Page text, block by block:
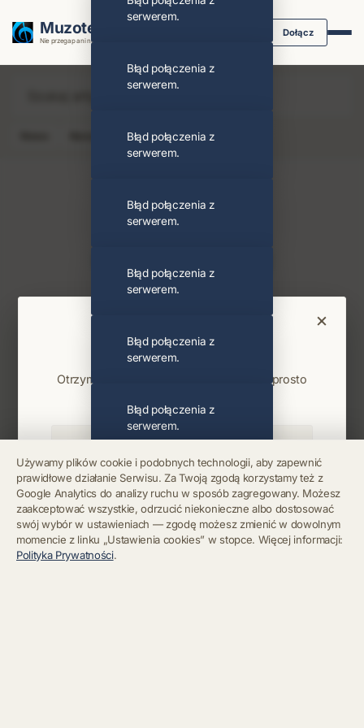
Muzoteka.pl
Nie przegap ani nuty dzięki powiadomieniom
Dołącz
Klip Album
Najnowsze wiadomości i koncerty
Używamy plików cookie i podobnych technologii, aby zapewnić
prawidłowe działanie Serwisu. Za Twoją zgodą korzystamy też z
Google Analytics do analizy ruchu w sposób zagregowany. Możesz
zaakceptować wszystkie, odrzucić niekonieczne albo dostosować
swój wybór w ustawieniach — zgodę możesz zmienić w dowolnym
momencie z linku „Ustawienia cookies” w stopce. Więcej informacji:
Polityka Prywatności.
×
Bądź na bieżąco
Otrzymuj info o koncertach i premierach prosto
Zapisz się
Chcę się wypisać z newslettera
serwerem.
Błąd połączenia z
serwerem.
Błąd połączenia z
serwerem.
Błąd połączenia z
serwerem.
Błąd połączenia z
serwerem.
Błąd połączenia z
serwerem.
Błąd połączenia z
serwerem.
Błąd połączenia z
serwerem.
Błąd połączenia z